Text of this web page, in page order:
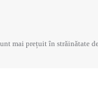
mai prețuit în străinătate